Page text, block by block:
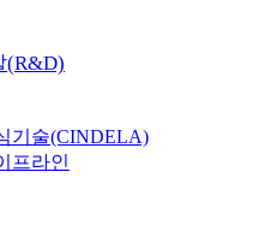
(R&D)
기술(CINDELA)
프라인